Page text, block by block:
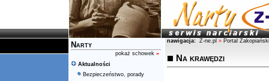
Narty
pokaż schowek »
Aktualności
Bezpieczeństwo, porady
nawigacja: Z-ne.pl » Portal Zakopiański
Na krawędzi